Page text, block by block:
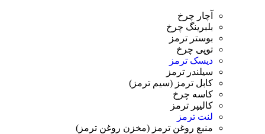
آچار چرخ
بلبرینگ چرخ
بوستر ترمز
توپی چرخ
دیسک ترمز
سیلندر ترمز
کابل ترمز (سیم ترمز)
کاسه چرخ
کالیپر ترمز
لنت ترمز
منبع روغن ترمز (مخزن روغن ترمز)